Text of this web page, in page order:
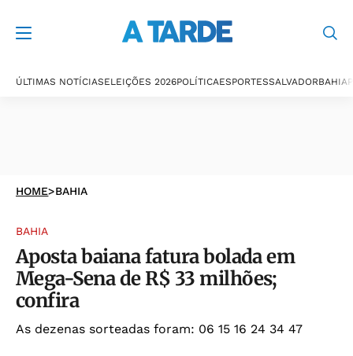
ÚLTIMAS NOTÍCIASELEIÇÕES 2026POLÍTICAESPORTESSALVADORBAHIA
HOME>BAHIA
BAHIA
Aposta baiana fatura bolada em
Mega-Sena de R$ 33 milhões;
confira
As dezenas sorteadas foram: 06 15 16 24 34 47